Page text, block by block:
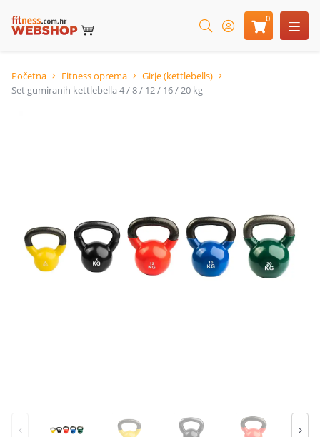
0
Početna Fitness oprema
Girje (kettlebells)
Set gumiranih kettlebella 4 / 8 / 12 / 16 / 20 kg